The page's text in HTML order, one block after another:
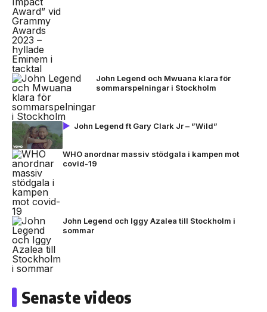
John Legend och Mwuana klara för
sommarspelningar i Stockholm
John Legend ft Gary Clark Jr – ”Wild”
WHO anordnar massiv stödgala i kampen mot
covid-19
John Legend och Iggy Azalea till Stockholm i
sommar
Senaste videos